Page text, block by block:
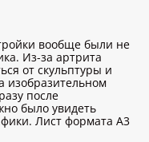
вообще были не
Из-за артрита
от скульптуры и
изобразительном
после
было увидеть
Лист формата А3